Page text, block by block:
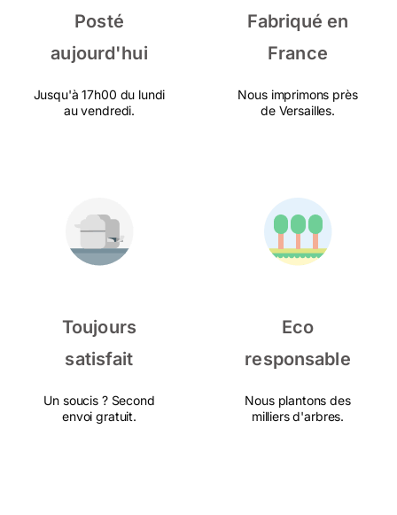
Posté
aujourd'hui
Jusqu'à 17h00 du lundi
au vendredi.
Fabriqué en
France
Nous imprimons près
de Versailles.
Toujours
satisfait
Un soucis ? Second
envoi gratuit.
Eco
responsable
Nous plantons des
milliers d'arbres.